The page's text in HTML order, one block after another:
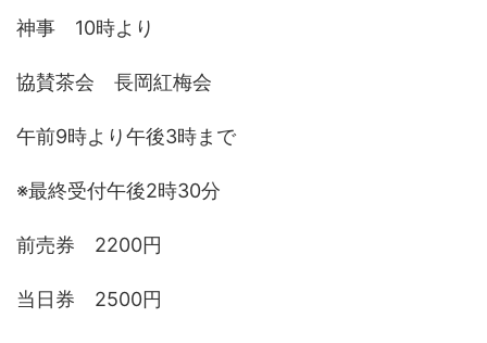
神事 10時より
協賛茶会 長岡紅梅会
午前9時より午後3時まで
※最終受付午後2時30分
前売券 2200円
当日券 2500円